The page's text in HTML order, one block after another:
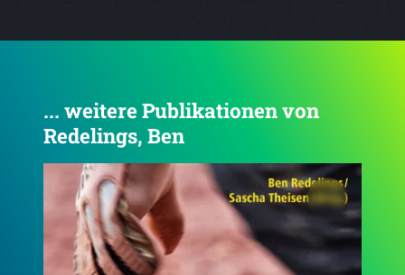
... weitere Publikationen von
Redelings, Ben
4.7